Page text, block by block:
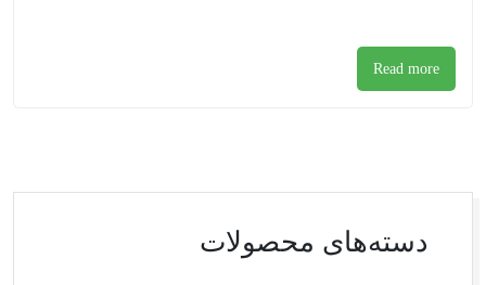
Read more
دسته‌های محصولات